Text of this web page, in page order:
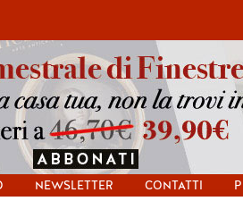
NEWSLETTER CONTATTI